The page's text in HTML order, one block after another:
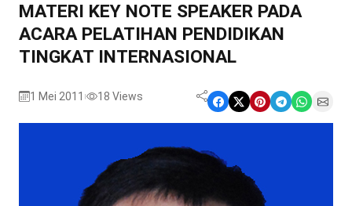
MATERI KEY NOTE SPEAKER PADA
ACARA PELATIHAN PENDIDIKAN
TINGKAT INTERNASIONAL
1 Mei 2011 | 18 Views Share on Facebook Share on X Share on Pinterest Share on Telegram Share on WhatsApp Share on Email